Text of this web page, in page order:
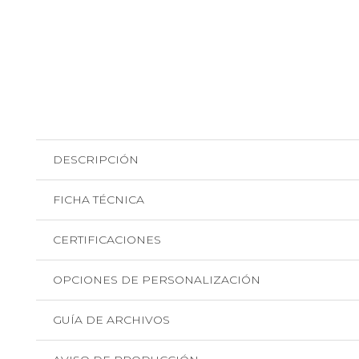
DESCRIPCIÓN
FICHA TÉCNICA
CERTIFICACIONES
OPCIONES DE PERSONALIZACIÓN
GUÍA DE ARCHIVOS